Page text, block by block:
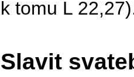
k tomu L
Slavit